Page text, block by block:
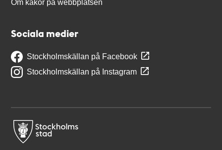
Om kakor på webbplatsen
Sociala medier
Stockholmskällan på Facebook
Stockholmskällan på Instagram